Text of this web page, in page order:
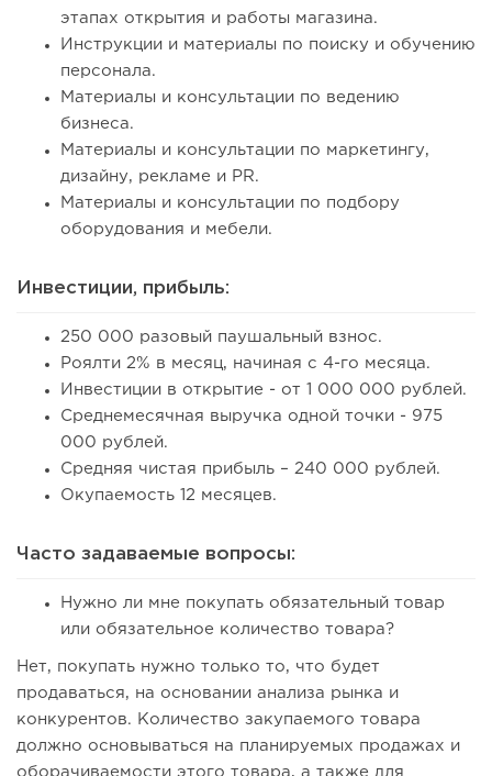
этапах открытия и работы магазина.
Инструкции и материалы по поиску и обучению
персонала.
Материалы и консультации по ведению
бизнеса.
Материалы и консультации по маркетингу,
дизайну, рекламе и PR.
Материалы и консультации по подбору
оборудования и мебели.
Инвестиции, прибыль:
250 000 разовый паушальный взнос.
Роялти 2% в месяц, начиная с 4-го месяца.
Инвестиции в открытие - от 1 000 000 рублей.
Среднемесячная выручка одной точки - 975
000 рублей.
Средняя чистая прибыль – 240 000 рублей.
Окупаемость 12 месяцев.
Часто задаваемые вопросы:
Нужно ли мне покупать обязательный товар
или обязательное количество товара?
Нет, покупать нужно только то, что будет
продаваться, на основании анализа рынка и
конкурентов. Количество закупаемого товара
должно основываться на планируемых продажах и
оборачиваемости этого товара, а также для